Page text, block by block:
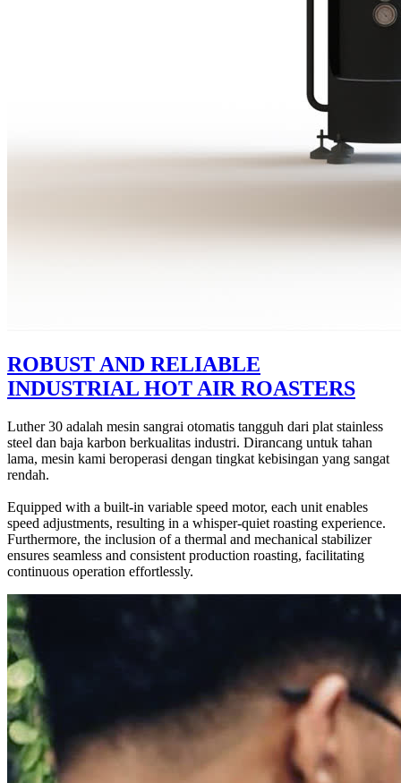
ROBUST AND RELIABLE
INDUSTRIAL HOT AIR ROASTERS
Luther 30 adalah mesin sangrai otomatis tangguh dari plat stainless
steel dan baja karbon berkualitas industri. Dirancang untuk tahan
lama, mesin kami beroperasi dengan tingkat kebisingan yang sangat
rendah.
Equipped with a built-in variable speed motor, each unit enables
speed adjustments, resulting in a whisper-quiet roasting experience.
Furthermore, the inclusion of a thermal and mechanical stabilizer
ensures seamless and consistent production roasting, facilitating
continuous operation effortlessly.